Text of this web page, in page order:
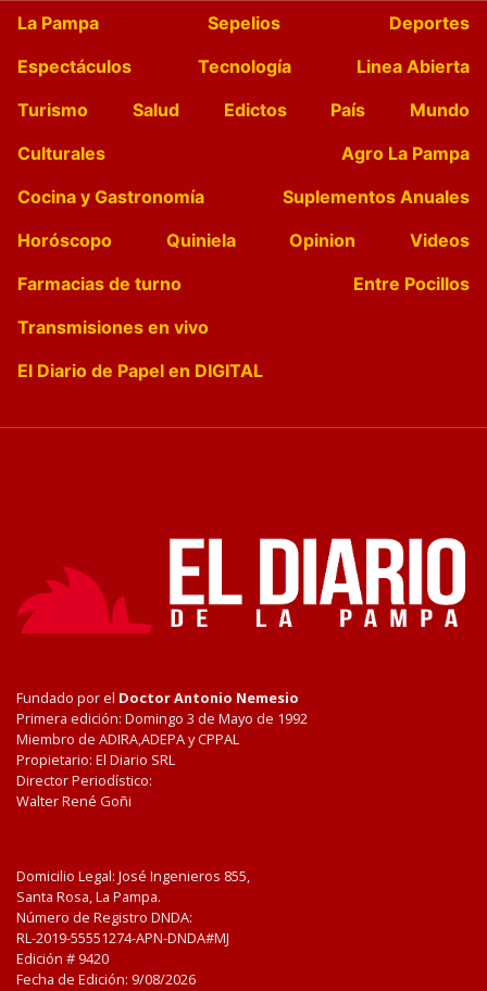
La Pampa Sepelios
Deportes
Espectáculos
Tecnología
Linea Abierta
Turismo
Salud Edictos País
Mundo
Culturales
Agro La Pampa
Cocina y Gastronomía
Suplementos Anuales
Horóscopo
Quiniela Opinion
Videos
Farmacias de turno
Entre Pocillos
Transmisiones en vivo
El Diario de Papel en DIGITAL
Fundado por el Doctor Antonio Nemesio
Primera edición: Domingo 3 de Mayo de 1992
Miembro de ADIRA,ADEPA y CPPAL
Propietario: El Diario SRL
Director Periodístico:
Walter René Goñi
Domicilio Legal: José Ingenieros 855,
Santa Rosa, La Pampa.
Número de Registro DNDA:
RL-2019-55551274-APN-DNDA#MJ
Edición # 9420
Fecha de Edición: 9/08/2026